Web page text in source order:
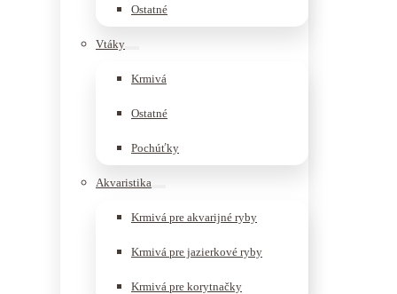
Ostatné
Vtáky
Krmivá
Ostatné
Pochúťky
Akvaristika
Krmivá pre akvarijné ryby
Krmivá pre jazierkové ryby
Krmivá pre korytnačky